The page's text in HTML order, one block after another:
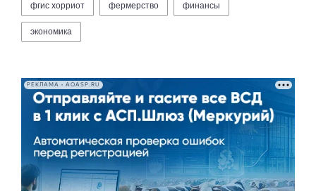
фгис хорриот фермерство финансы
экономика
РЕКЛАМА • AOASP.RU